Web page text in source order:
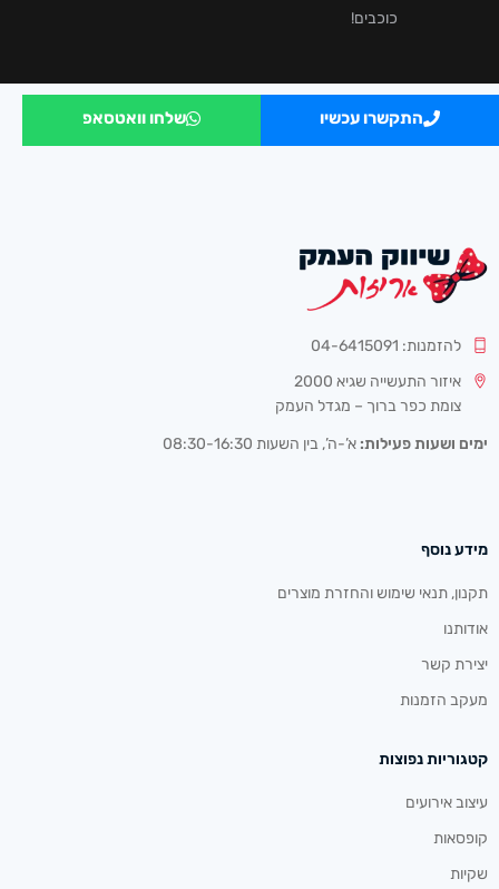
כוכבים!
התקשרו עכשיו שלחו וואטסאפ
להזמנות: 04-6415091
איזור התעשייה שגיא 2000
צומת כפר ברוך – מגדל העמק
ימים ושעות פעילות: א’-ה’, בין השעות 08:30-16:30
מידע נוסף
תקנון, תנאי שימוש והחזרת מוצרים
אודותנו
יצירת קשר
מעקב הזמנות
קטגוריות נפוצות
עיצוב אירועים
קופסאות
שקיות